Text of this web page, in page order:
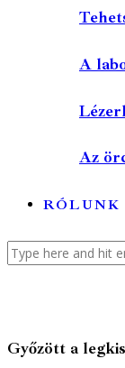
A
Az
RÓLUNK
Győzött a